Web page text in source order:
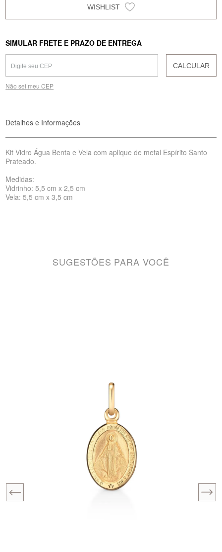
SIMULAR FRETE E PRAZO DE ENTREGA
CALCULAR
Não sei meu CEP
Detalhes e Informações
Kit Vidro Água Benta e Vela com aplique de metal Espírito Santo
Prateado.
Medidas:
Vidrinho: 5,5 cm x 2,5 cm
Vela: 5,5 cm x 3,5 cm
SUGESTÕES PARA VOCÊ